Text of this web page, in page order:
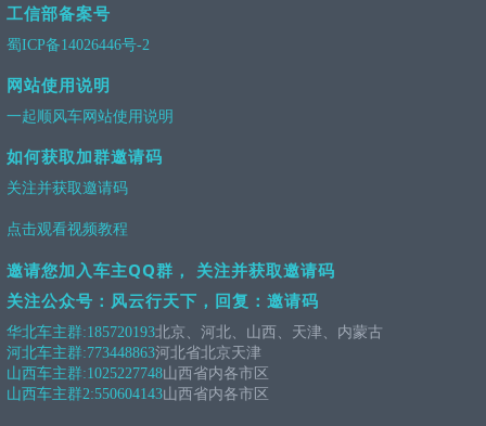
工信部备案号
蜀ICP备14026446号-2
网站使用说明
一起顺风车网站使用说明
如何获取加群邀请码
关注并获取邀请码
点击观看视频教程
邀请您加入车主QQ群， 关注并获取邀请码
关注公众号：风云行天下，回复：邀请码
华北车主群:185720193北京、河北、山西、天津、内蒙古
河北车主群:773448863河北省北京天津
山西车主群:1025227748山西省内各市区
山西车主群2:550604143山西省内各市区